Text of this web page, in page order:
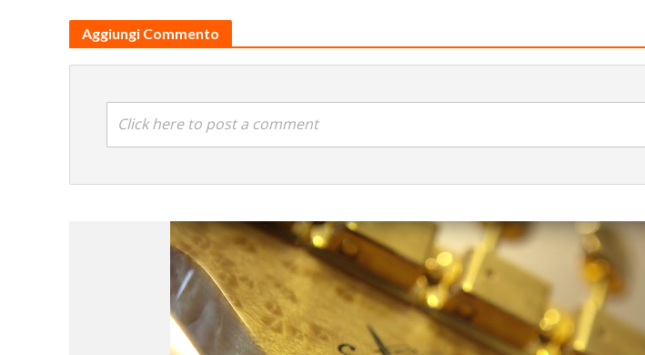
Aggiungi Commento
Click here to post a comment